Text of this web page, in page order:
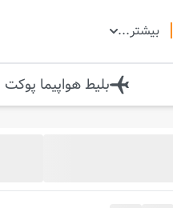
بیشتر...
بلیط هواپیما پوکت